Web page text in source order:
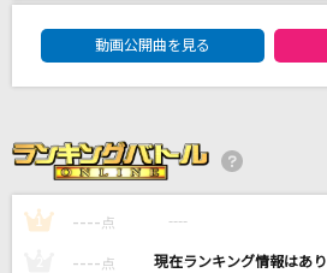
眠り姫
大きな古時計
動画公開曲を見る
1 ---- 点 ----
---- 点 ----